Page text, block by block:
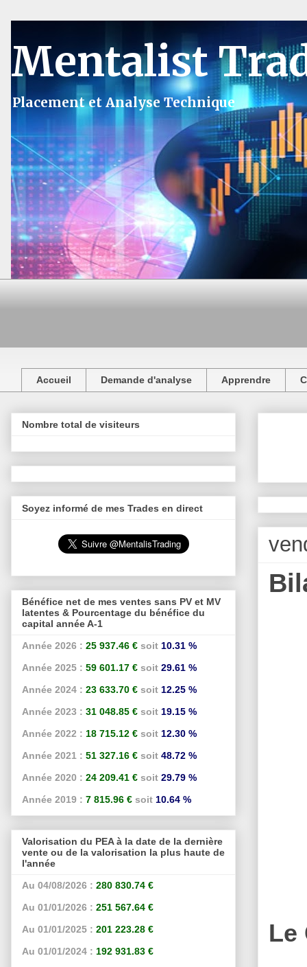
Mentalist
Placement et Analyse Technique
Accueil Demande d'analyse Apprendre
Le
Nombre total de visiteurs
Soyez informé de mes Trades en direct
Bénéfice net de mes ventes sans PV et MV
latentes & Pourcentage du bénéfice du
capital année A-1
Année 2026 : 25 937.46 € soit 10.31 %
Année 2025 : 59 601.17 € soit 29.61 %
Année 2024 : 23 633.70 € soit 12.25 %
Année 2023 : 31 048.85 € soit 19.15 %
Année 2022 : 18 715.12 € soit 12.30 %
Année 2021 : 51 327.16 € soit 48.72 %
Année 2020 : 24 209.41 € soit 29.79 %
Année 2019 : 7 815.96 € soit 10.64 %
Valorisation du PEA à la date de la dernière
vente ou de la valorisation la plus haute de
l'année
Au 04/08/2026 : 280 830.74 €
Au 01/01/2026 : 251 567.64 €
Au 01/01/2025 : 201 223.28 €
Au 01/01/2024 : 192 931.83 €